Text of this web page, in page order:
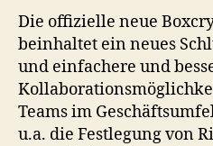
Die offizielle neue
beinhaltet ein neues
und einfachere und
Teams im
u.a. die Festlegung von